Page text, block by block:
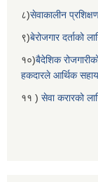
८)सेवाकालीन
९)बेरोजगार दर्ताको
१०)बैदेशिक
हकदारले आर्थिक
११ ) सेवा करारको